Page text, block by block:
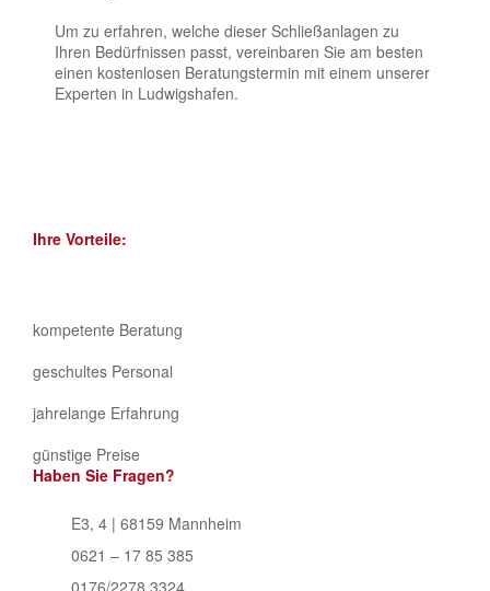
Um zu erfahren, welche dieser Schließanlagen zu
Ihren Bedürfnissen passt, vereinbaren Sie am besten
einen kostenlosen Beratungstermin mit einem unserer
Experten in Ludwigshafen.
Ihre Vorteile:
kompetente Beratung
geschultes Personal
jahrelange Erfahrung
günstige Preise
Haben Sie Fragen?
E3, 4 | 68159 Mannheim
0621 – 17 85 385
0176/2278 3324